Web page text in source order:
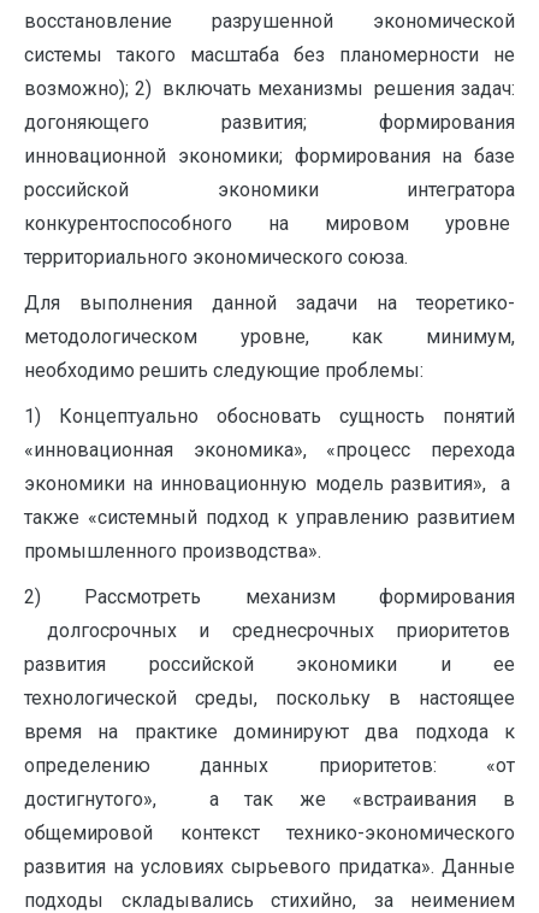
восстановление разрушенной экономической
системы такого масштаба без планомерности не
возможно); 2) включать механизмы решения задач:
догоняющего развития; формирования
инновационной экономики; формирования на базе
российской экономики интегратора
конкурентоспособного на мировом уровне
территориального экономического союза.
Для выполнения данной задачи на теоретико-
методологическом уровне, как минимум,
необходимо решить следующие проблемы:
1) Концептуально обосновать сущность понятий
«инновационная экономика», «процесс перехода
экономики на инновационную модель развития»,
а
также «системный подход к управлению развитием
промышленного производства».
2) Рассмотреть механизм формирования
долгосрочных и среднесрочных приоритетов
развития российской экономики и ее
технологической среды, поскольку в настоящее
время на практике доминируют два подхода к
определению данных приоритетов: «от
достигнутого», а так же «встраивания в
общемировой контекст технико-экономического
развития на условиях сырьевого придатка». Данные
подходы складывались стихийно, за неимением